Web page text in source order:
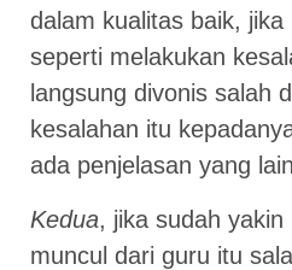
dalam kualitas baik,
seperti melakukan
langsung divonis salah
kesalahan itu
ada penjelasan yang
Kedua, jika sudah
muncul dari guru itu